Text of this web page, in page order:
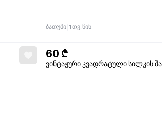
ბათუმი 1 თვ. წინ
60 ₾
ვინტაჟური კვადრატული სილკის